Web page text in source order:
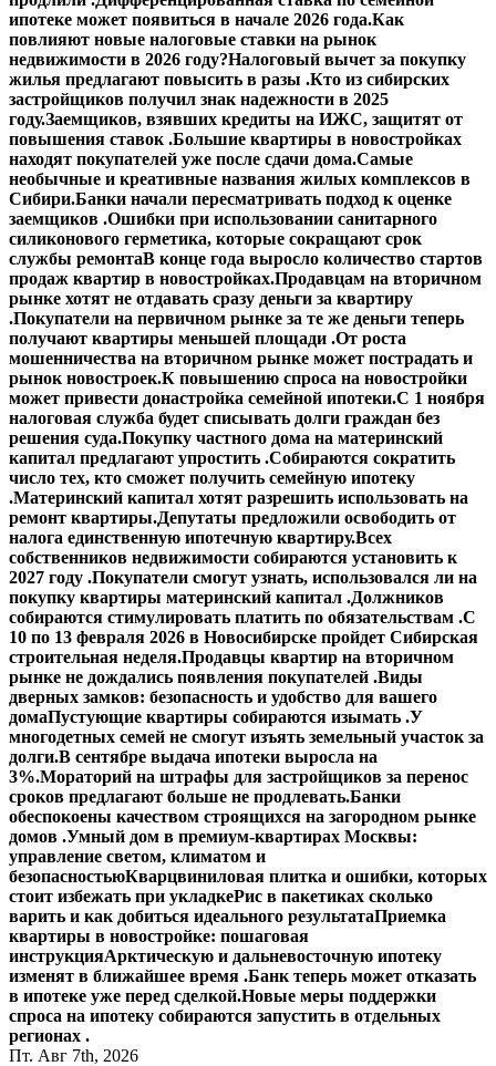
ипотеке может появиться в начале 2026 года.Как
повлияют новые налоговые ставки на рынок
недвижимости в 2026 году?Налоговый вычет за покупку
жилья предлагают повысить в разы .Кто из сибирских
застройщиков получил знак надежности в 2025
году.Заемщиков, взявших кредиты на ИЖС, защитят от
повышения ставок .Большие квартиры в новостройках
находят покупателей уже после сдачи дома.Самые
необычные и креативные названия жилых комплексов в
Сибири.Банки начали пересматривать подход к оценке
заемщиков .Ошибки при использовании санитарного
силиконового герметика, которые сокращают срок
службы ремонтаВ конце года выросло количество стартов
продаж квартир в новостройках.Продавцам на вторичном
рынке хотят не отдавать сразу деньги за квартиру
.Покупатели на первичном рынке за те же деньги теперь
получают квартиры меньшей площади .От роста
мошенничества на вторичном рынке может пострадать и
рынок новостроек.К повышению спроса на новостройки
может привести донастройка семейной ипотеки.С 1 ноября
налоговая служба будет списывать долги граждан без
решения суда.Покупку частного дома на материнский
капитал предлагают упростить .Собираются сократить
число тех, кто сможет получить семейную ипотеку
.Материнский капитал хотят разрешить использовать на
ремонт квартиры.Депутаты предложили освободить от
налога единственную ипотечную квартиру.Всех
собственников недвижимости собираются установить к
2027 году .Покупатели смогут узнать, использовался ли на
покупку квартиры материнский капитал .Должников
собираются стимулировать платить по обязательствам .С
10 по 13 февраля 2026 в Новосибирске пройдет Сибирская
строительная неделя.Продавцы квартир на вторичном
рынке не дождались появления покупателей .Виды
дверных замков: безопасность и удобство для вашего
домаПустующие квартиры собираются изымать .У
многодетных семей не смогут изъять земельный участок за
долги.В сентябре выдача ипотеки выросла на
3%.Мораторий на штрафы для застройщиков за перенос
сроков предлагают больше не продлевать.Банки
обеспокоены качеством строящихся на загородном рынке
домов .Умный дом в премиум-квартирах Москвы:
управление светом, климатом и
безопасностьюКварцвиниловая плитка и ошибки, которых
стоит избежать при укладкеРис в пакетиках сколько
варить и как добиться идеального результатаПриемка
квартиры в новостройке: пошаговая
инструкцияАрктическую и дальневосточную ипотеку
изменят в ближайшее время .Банк теперь может отказать
в ипотеке уже перед сделкой.Новые меры поддержки
спроса на ипотеку собираются запустить в отдельных
регионах .
Пт. Авг 7th, 2026